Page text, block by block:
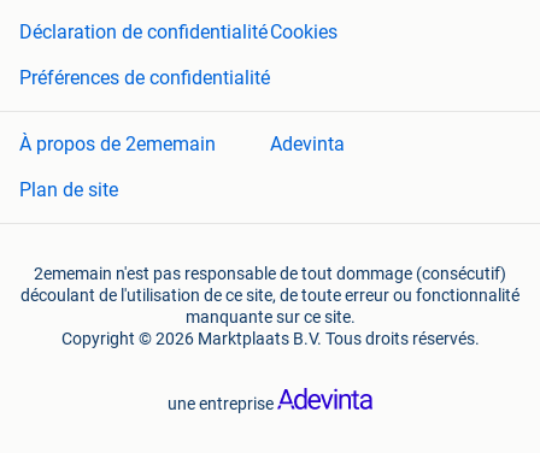
Déclaration de confidentialitéCookies
Préférences de confidentialité
À propos de 2ememain
Adevinta
Plan de site
2ememain n'est pas responsable de tout dommage (consécutif)
découlant de l'utilisation de ce site, de toute erreur ou fonctionnalité
manquante sur ce site.
Copyright © 2026 Marktplaats B.V. Tous droits réservés.
une entreprise